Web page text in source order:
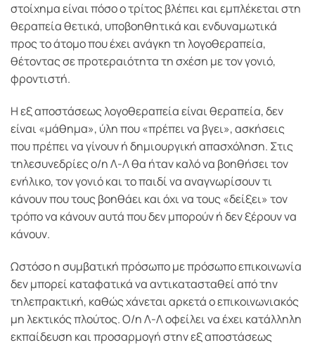
στοίχημα είναι πόσο ο τρίτος βλέπει και εμπλέκεται στη
θεραπεία θετικά, υποβοηθητικά και ενδυναμωτικά
προς το άτομο που έχει ανάγκη τη λογοθεραπεία,
θέτοντας σε προτεραιότητα τη σχέση με τον γονιό,
φροντιστή.
Η εξ αποστάσεως λογοθεραπεία είναι θεραπεία, δεν
είναι «μάθημα», ύλη που «πρέπει να βγει», ασκήσεις
που πρέπει να γίνουν ή δημιουργική απασχόληση. Στις
τηλεσυνεδρίες ο/η Λ-Λ θα ήταν καλό να βοηθήσει τον
ενήλικο, τον γονιό και το παιδί να αναγνωρίσουν τι
κάνουν που τους βοηθάει και όχι να τους «δείξει» τον
τρόπο να κάνουν αυτά που δεν μπορούν ή δεν ξέρουν να
κάνουν.
Ωστόσο η συμβατική πρόσωπο με πρόσωπο επικοινωνία
δεν μπορεί καταφατικά να αντικατασταθεί από την
τηλεπρακτική, καθώς χάνεται αρκετά ο επικοινωνιακός
μη λεκτικός πλούτος. Ο/η Λ-Λ οφείλει να έχει κατάλληλη
εκπαίδευση και προσαρμογή στην εξ αποστάσεως